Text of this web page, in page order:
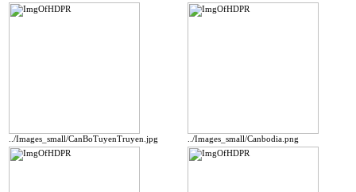
../Images_small/CanBoTuyenTruyen.jpg ../Images_small/Canbodia.png